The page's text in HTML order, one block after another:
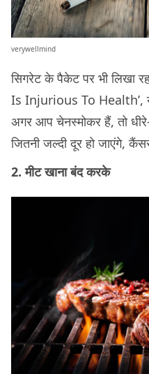
verywellmind
सिगरेट के पैकेट पर भी लिखा
Is Injurious To Health’,
अगर आप चेनस्मोकर हैं, तो
जितनी जल्दी दूर हो जाएंगे,
2. मीट खाना बंद करके